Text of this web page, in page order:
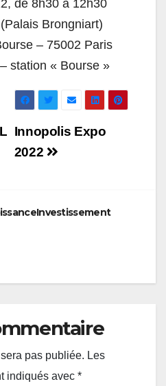
de 8h30 à 12h30
Brongniart)
– 75002 Paris
station « Bourse »
Innopolis Expo
2022
pas publiée. Les
indiqués avec *